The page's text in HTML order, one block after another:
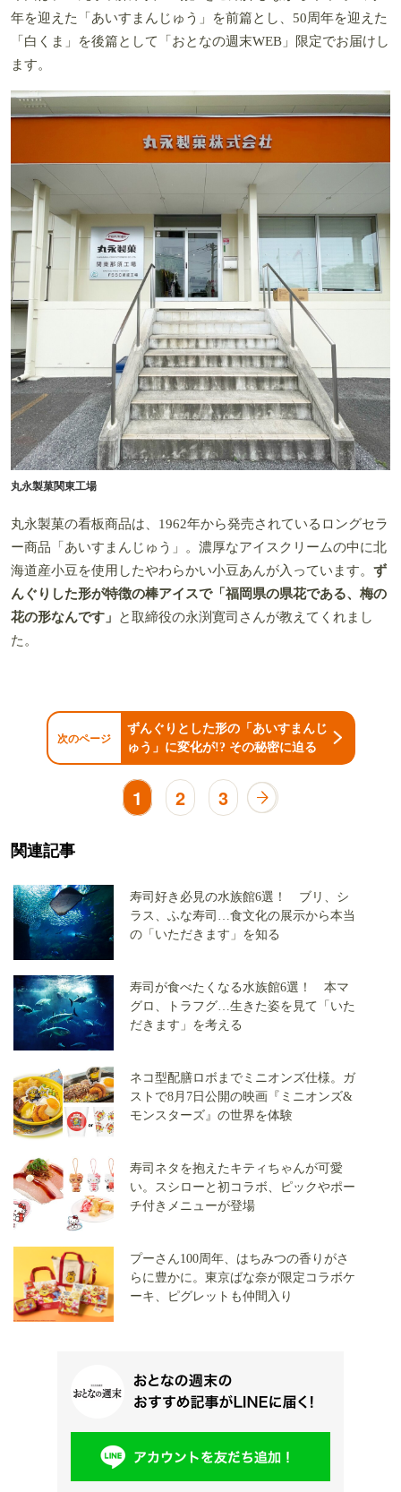
年を迎えた「あいすまんじゅう」を前篇とし、50周年を迎えた
「白くま」を後篇として「おとなの週末WEB」限定でお届けし
ます。
丸永製菓関東工場
丸永製菓の看板商品は、1962年から発売されているロングセラ
ー商品「あいすまんじゅう」。濃厚なアイスクリームの中に北
海道産小豆を使用したやわらかい小豆あんが入っています。 ず
んぐりした形が特徴の棒アイスで「福岡県の県花である、梅の
花の形なんです」
と取締役の永渕寛司さんが教えてくれまし
た。
次のページ
ずんぐりとした形の「あいすまんじ
ゅう」に変化が!? その秘密に迫る
1 2 3
関連記事
寿司好き必見の水族館6選！ ブリ、シ
ラス、ふな寿司…食文化の展示から本当
の「いただきます」を知る
寿司が食べたくなる水族館6選！ 本マ
グロ、トラフグ…生きた姿を見て「いた
だきます」を考える
ネコ型配膳ロボまでミニオンズ仕様。ガ
ストで8月7日公開の映画『ミニオンズ&
モンスターズ』の世界を体験
寿司ネタを抱えたキティちゃんが可愛
い。スシローと初コラボ、ピックやポー
チ付きメニューが登場
プーさん100周年、はちみつの香りがさ
らに豊かに。東京ばな奈が限定コラボケ
ーキ、ピグレットも仲間入り